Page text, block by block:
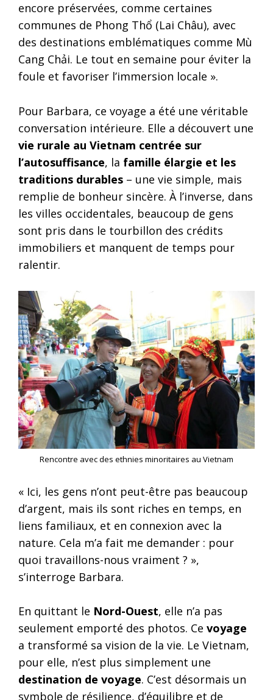
encore préservées, comme certaines
communes de Phong Thổ (Lai Châu), avec
des destinations emblématiques comme Mù
Cang Chải. Le tout en semaine pour éviter la
foule et favoriser l’immersion locale ».
Pour Barbara, ce voyage a été une véritable
conversation intérieure. Elle a découvert une
vie rurale au Vietnam centrée sur
l’autosuffisance, la famille élargie et les
traditions durables – une vie simple, mais
remplie de bonheur sincère. À l’inverse, dans
les villes occidentales, beaucoup de gens
sont pris dans le tourbillon des crédits
immobiliers et manquent de temps pour
ralentir.
Rencontre avec des ethnies minoritaires au Vietnam
« Ici, les gens n’ont peut-être pas beaucoup
d’argent, mais ils sont riches en temps, en
liens familiaux, et en connexion avec la
nature. Cela m’a fait me demander : pour
quoi travaillons-nous vraiment ? »,
s’interroge Barbara.
En quittant le Nord-Ouest, elle n’a pas
seulement emporté des photos. Ce voyage
a transformé sa vision de la vie. Le Vietnam,
pour elle, n’est plus simplement une
destination de voyage. C’est désormais un
symbole de résilience, d’équilibre et de